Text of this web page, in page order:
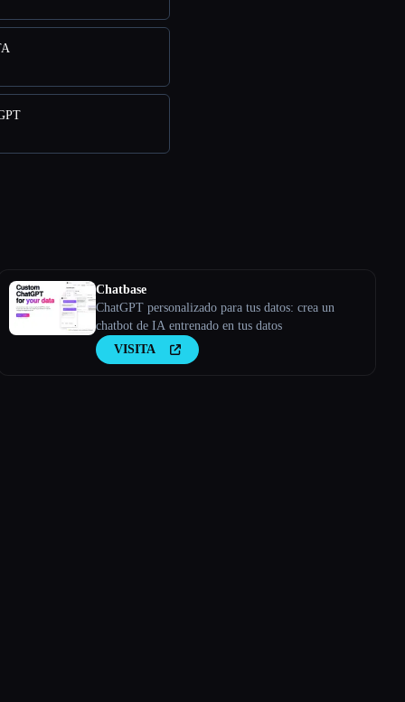
Chatbase
ChatGPT personalizado para tus datos: crea un
chatbot de IA entrenado en tus datos
VISITA